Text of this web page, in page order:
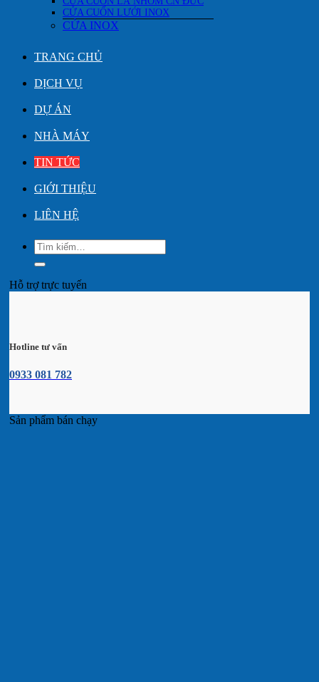
CỬA CUỐN LƯỚI INOX
CỬA INOX
TRANG CHỦ
DỊCH VỤ
DỰ ÁN
NHÀ MÁY
TIN TỨC
GIỚI THIỆU
LIÊN HỆ
Tìm
kiếm:
Hỗ trợ trực tuyến
Hotline tư vấn
0933 081 782
Sản phẩm bán chạy